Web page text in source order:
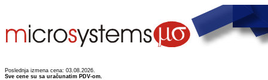
Poslednja izmena cena: 03.08.2026.
Sve cene su sa uračunatim PDV-om.